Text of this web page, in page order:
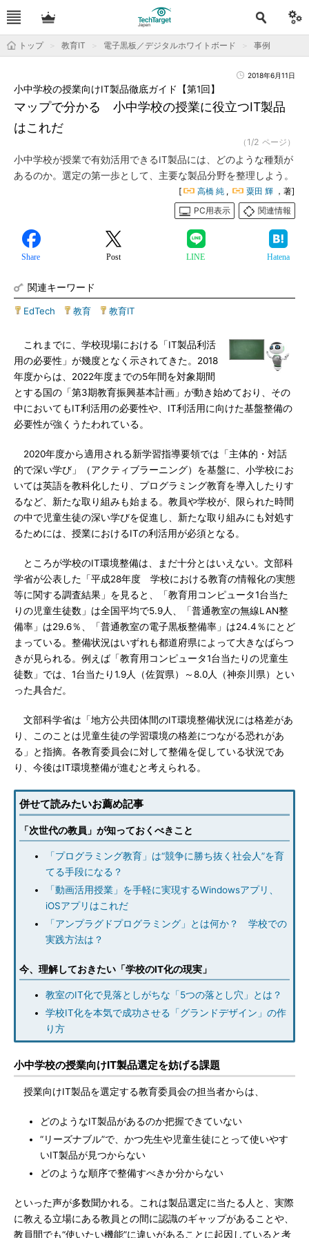
トップ 教育IT 電子黒板／デジタルホワイトボード 事例
2018年6月11日
マップで分かる 小中学校の授業に役立つIT製品
はこれだ
小中学校の授業向けIT製品徹底ガイド【第1回】
（1/2 ページ）
小中学校が授業で有効活用できるIT製品には、どのような種類が
あるのか。選定の第一歩として、主要な製品分野を整理しよう。
[ 高橋 純 , 粟田 輝 ，著]
PC用表示
関連情報
Share Post LINE Hatena
関連キーワード
EdTech 教育 教育IT
これまでに、学校現場における「IT製品利活
用の必要性」が幾度となく示されてきた。2018
年度からは、2022年度までの5年間を対象期間
とする国の「第3期教育振興基本計画」が動き始めており、その
中においてもIT利活用の必要性や、IT利活用に向けた基盤整備の
必要性が強くうたわれている。
2020年度から適用される新学習指導要領では「主体的・対話
的で深い学び」（アクティブラーニング）を基盤に、小学校にお
いては英語を教科化したり、プログラミング教育を導入したりす
るなど、新たな取り組みも始まる。教員や学校が、限られた時間
の中で児童生徒の深い学びを促進し、新たな取り組みにも対処す
るためには、授業におけるITの利活用が必須となる。
ところが学校のIT環境整備は、まだ十分とはいえない。文部科
学省が公表した「平成28年度 学校における教育の情報化の実態
等に関する調査結果」を見ると、「教育用コンピュータ1台当た
りの児童生徒数」は全国平均で5.9人、「普通教室の無線LAN整
備率」は29.6％、「普通教室の電子黒板整備率」は24.4％にとど
まっている。整備状況はいずれも都道府県によって大きなばらつ
きが見られる。例えば「教育用コンピュータ1台当たりの児童生
徒数」では、1台当たり1.9人（佐賀県）～8.0人（神奈川県）とい
った具合だ。
文部科学省は「地方公共団体間のIT環境整備状況には格差があ
り、このことは児童生徒の学習環境の格差につながる恐れがあ
る」と指摘。各教育委員会に対して整備を促している状況であ
り、今後はIT環境整備が進むと考えられる。
併せて読みたいお薦め記事
「次世代の教員」が知っておくべきこと
「プログラミング教育」は“競争に勝ち抜く社会人”を育
てる手段になる？
「動画活用授業」を手軽に実現するWindowsアプリ、
iOSアプリはこれだ
「アンプラグドプログラミング」とは何か？ 学校での
実践方法は？
今、理解しておきたい「学校のIT化の現実」
教室のIT化で見落としがちな「5つの落とし穴」とは？
学校IT化を本気で成功させる「グランドデザイン」の作
り方
小中学校の授業向けIT製品選定を妨げる課題
授業向けIT製品を選定する教育委員会の担当者からは、
どのようなIT製品があるのか把握できていない
“リーズナブル”で、かつ先生や児童生徒にとって使いやす
いIT製品が見つからない
どのような順序で整備すべきか分からない
といった声が多数聞かれる。これは製品選定に当たる人と、実際
に教える立場にある教員との間に認識のギャップがあることや、
教員間でも“使いたい機能”に違いがあることに起因していると考